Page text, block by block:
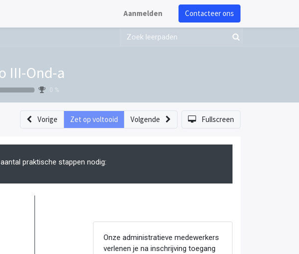
Aanmelden Contacteer ons
III-Ond-a
0 %
Vorige Zet op voltooid Volgende Fullscreen
praktische stappen nodig:
Onze administratieve medewerkers
verlenen je na inschrijving toegang